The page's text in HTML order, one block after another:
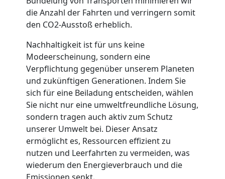
die Anzahl der Fahrten und verringern somit
den CO2-Ausstoß erheblich.
Nachhaltigkeit ist für uns keine
Modeerscheinung, sondern eine
Verpflichtung gegenüber unserem Planeten
und zukünftigen Generationen. Indem Sie
sich für eine Beiladung entscheiden, wählen
Sie nicht nur eine umweltfreundliche Lösung,
sondern tragen auch aktiv zum Schutz
unserer Umwelt bei. Dieser Ansatz
ermöglicht es, Ressourcen effizient zu
nutzen und Leerfahrten zu vermeiden, was
wiederum den Energieverbrauch und die
Emissionen senkt.
Privatumzug
Wolfsberg
Tresortransport
Wolfsberg